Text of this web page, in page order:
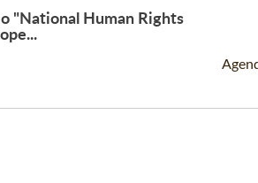
Leer Más +
"National Human Rights